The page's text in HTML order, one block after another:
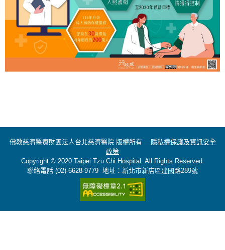
佛教慈濟醫療財團法人台北慈濟醫院 版權所有 隱私權保護及資訊安全
政策
Copyright © 2020 Taipei Tzu Chi Hospital. All Rights Reserved.
聯絡電話 (02)-6628-9779 地址：新北市新店區建國路289號